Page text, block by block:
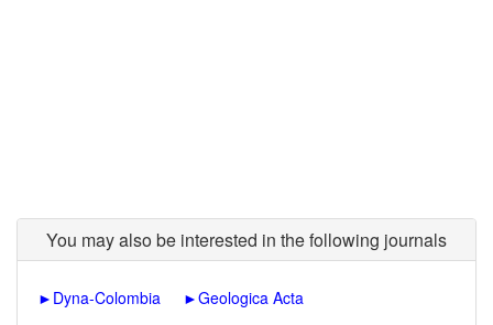
You may also be interested in the following journals
► Dyna-Colombia ►Geologica Acta